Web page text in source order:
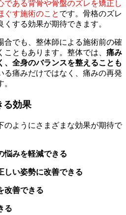
である背骨や骨盤のズレを矯正し
ぐす施術のこと です。骨格のズレ
する効果が期待できます。
合でも、整体師による施術前の確
ともあります。整体では、 痛み
、全身のバランスを整えることも
る痛みだけではなく、痛みの再発
る効果
のようにさまざまな効果が期待で
悩みを軽減できる
しい姿勢に改善できる
改善できる
る